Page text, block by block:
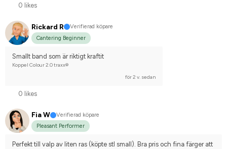
0 likes
Rickard R
Verifierad köpare
Cantering Beginner
Smallt band som är riktigt kraftit
Koppel Colour 2.0 traxx®
för 2 v. sedan
0 likes
Fia W
Verifierad köpare
Pleasant Performer
Perfekt till valp av liten ras (köpte stl small). Bra pris och fina färger att